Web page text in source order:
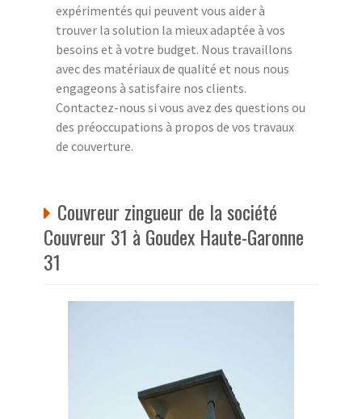
expérimentés qui peuvent vous aider à
trouver la solution la mieux adaptée à vos
besoins et à votre budget. Nous travaillons
avec des matériaux de qualité et nous nous
engageons à satisfaire nos clients.
Contactez-nous si vous avez des questions ou
des préoccupations à propos de vos travaux
de couverture.
Couvreur zingueur de la société
Couvreur 31 à Goudex Haute-Garonne
31